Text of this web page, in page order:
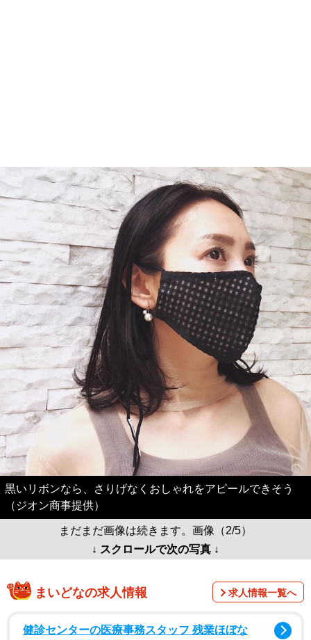
黒いリボンなら、さりげなくおしゃれをアピールできそう
（ジオン商事提供）
まだまだ画像は続きます。画像（2/5）
↓ スクロールで次の写真 ↓
まいどなの求人情報 求人情報一覧へ
健診センターの医療事務スタッフ 残業ほぼな